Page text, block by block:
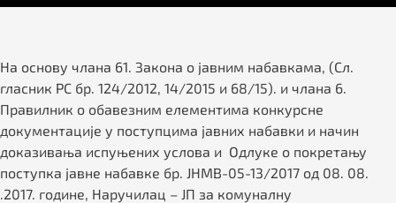
На основу члана 61. Закона о јавним набавкама, (Сл.
гласник РС бр. 124/2012, 14/2015 и 68/15). и члана 6.
Правилник о обавезним елементима конкурсне
документације у поступцима јавних набавки и начин
доказивања испуњених услова и Одлуке о покретању
поступка јавне набавке бр. JНМВ-05-13/2017 од 08. 08.
.2017. године, Наручилац – ЈП за комуналну